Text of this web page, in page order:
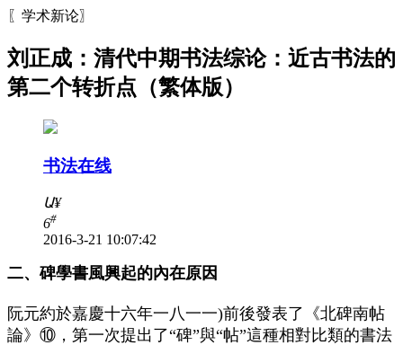
〖学术新论〗
刘正成：清代中期书法综论：近古书法的
第二个转折点（繁体版）
书法在线
Ա¥
6#
2016-3-21 10:07:42
二、碑學書風興起的內在原因
阮元約於嘉慶十六年一八一一)前後發表了《北碑南帖
論》⑩，第一次提出了“碑”與“帖”這種相對比類的書法